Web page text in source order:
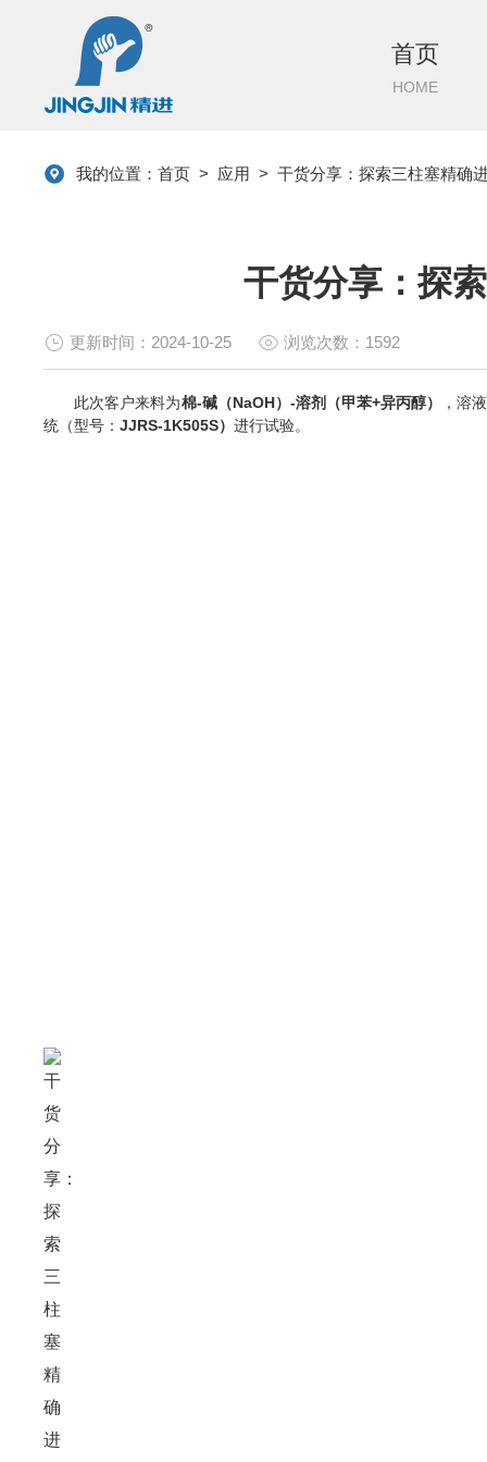
首页
HOME
我的位置：首页 > 应用 >干货分享：探索三柱塞精确
干货分享：探
更新时间：2024-10-25 浏览次数：1592
此次客户来料为棉-碱（NaOH）-溶剂（甲苯+异丙醇）
，溶
统（型号：JJRS-1K505S）进行试验。